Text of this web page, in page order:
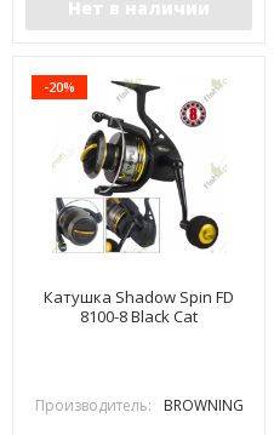
Нет в наличии
-20%
Катушка Shadow Spin FD
8100-8 Black Cat
Производитель: BROWNING